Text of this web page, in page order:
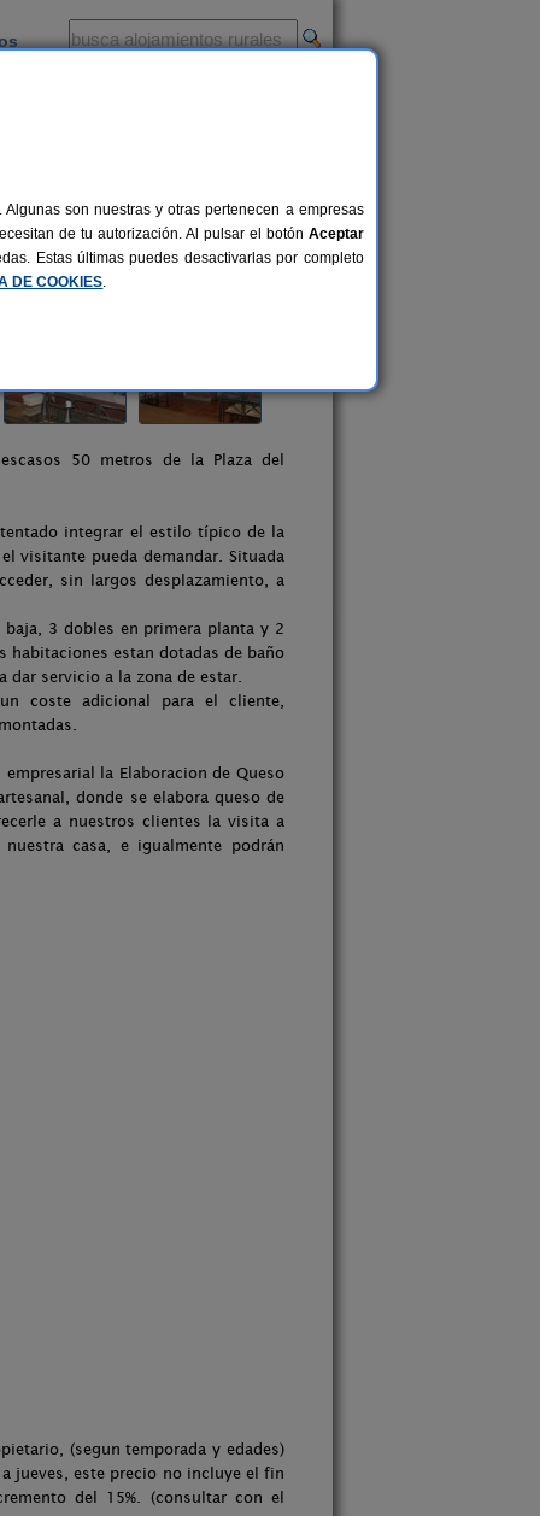
50 metros de la Plaza del
integrar el estilo típico de la
visitante pueda demandar. Situada
sin largos desplazamiento, a
3 dobles en primera planta y 2
estan dotadas de baño
dar servicio a la zona de estar.
coste adicional para el cliente,
la Elaboracion de Queso
donde se elabora queso de
a nuestros clientes la visita a
casa, e igualmente podrán
(segun temporada y edades)
jueves, este precio no incluye el fin
del 15%. (consultar con el
son nuestras y otras pertenecen a empresas
de tu autorización. Al pulsar el botón Aceptar
Estas últimas puedes desactivarlas por completo
DE COOKIES.